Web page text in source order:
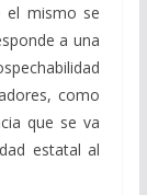
el mismo se
a una
como
que se va
estatal al